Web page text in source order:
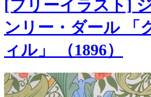
[フリーイラスト]
ンリー・ダール 「
ィル」 （1896）